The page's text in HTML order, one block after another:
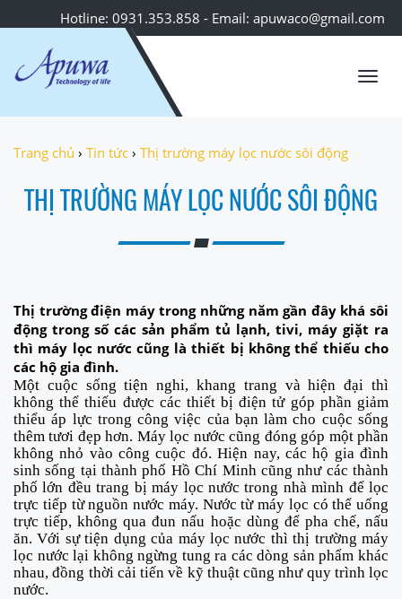
Hotline: 0931.353.858 - Email: apuwaco@gmail.com
Trang chủ › Tin tức › Thị trường máy lọc nước sôi động
THỊ TRƯỜNG MÁY LỌC NƯỚC SÔI ĐỘNG
Thị trường điện máy trong những năm gần đây khá sôi
động trong số các sản phẩm tủ lạnh, tivi, máy giặt ra
thì máy lọc nước cũng là thiết bị không thể thiếu cho
các hộ gia đình.
Một cuộc sống tiện nghi, khang trang và hiện đại thì
không thể thiếu được các thiết bị điện tử góp phần giảm
thiểu áp lực trong công việc của bạn làm cho cuộc sống
thêm tươi đẹp hơn. Máy lọc nước cũng đóng góp một phần
không nhỏ vào công cuộc đó. Hiện nay,các hộ gia đình
sinh sống tại thành phố Hồ Chí Minh cũng như các thành
phố lớn đều trang bị máy lọc nước trong nhà mình để lọc
trực tiếp từ nguồn nước máy. Nước từ máy lọc có thể uống
trực tiếp,không qua đun nấu hoặc dùng để pha chế,nấu
ăn. Với sự tiện dụng của máy lọc nước thì thị trường máy
lọc nước lại không ngừng tung ra các dòng sản phẩm khác
nhau, đồng thời cải tiến về kỹ thuật cũng như quy trình lọc
nước.